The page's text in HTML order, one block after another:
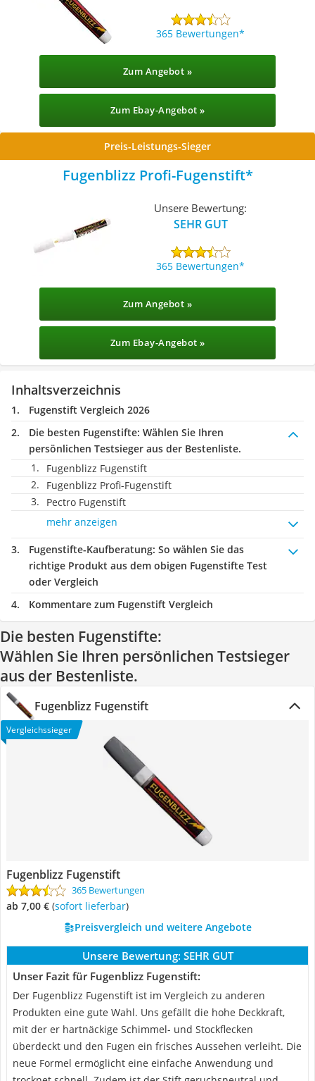
365 Bewertungen
Zum Angebot »
Zum Ebay-Angebot »
Preis-Leistungs-Sieger
Fugenblizz Profi-Fugenstift
Unsere Bewertung:
SEHR GUT
365 Bewertungen
Zum Angebot »
Zum Ebay-Angebot »
Inhaltsverzeichnis
Fugenstift Vergleich 2026
Die besten Fugenstifte: Wählen Sie Ihren
persönlichen Testsieger aus der Bestenliste.
Fugenblizz Fugenstift
Fugenblizz Profi-Fugenstift
Pectro Fugenstift
mehr anzeigen
Fugenstifte-Kaufberatung: So wählen Sie das
richtige Produkt aus dem obigen Fugenstifte Test
oder Vergleich
Kommentare zum Fugenstift Vergleich
Die besten Fugenstifte:
Wählen Sie Ihren persönlichen Testsieger
aus der Bestenliste.
Fugenblizz Fugenstift
Vergleichssieger
Fugenblizz Fugenstift
365 Bewertungen
ab 7,00 € ( Sofort lieferbar)
Preisvergleich und weitere Angebote
Unsere Bewertung: SEHR GUT
Unser Fazit für Fugenblizz Fugenstift:
Der Fugenblizz Fugenstift ist im Vergleich zu anderen
Produkten eine gute Wahl. Uns gefällt die hohe Deckkraft,
mit der er hartnäckige Schimmel- und Stockflecken
überdeckt und den Fugen ein frisches Aussehen verleiht. Die
neue Formel ermöglicht eine einfache Anwendung und